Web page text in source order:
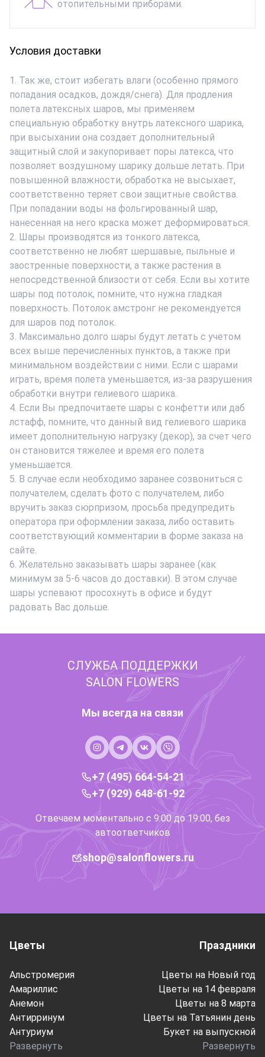
отопительными приборами.
Условия доставки
1. Так же, стоит избегать влаги (особенно прямого
попадания осадков, дождя/снега). Для продления
полета латексных шаров, мы применяем
специальную обработку внутрь латексного шарика,
при высыхании она создает дополнительный
защитный слой и закупоривает поры латекса, что
позволяет воздушному шарику дольше летать. При
повышенной влажности, обработка не высыхает,
соответственно теряет свои защитные свойства.
При попадании воды на фольгированный шар,
нанесенная на него краска может деформироваться.
2. Шары производятся из тонкого латекса,
соответственно не любят шершавые, пыльные и
заостренные поверхности, а также растения в
непосредственной близости от себя. Если вы хотите
шары под потолок, помните, что нужна гладкая
поверхность. Потолок амстронг не рекомендуется
для шаров под потолок.
3. Максимально долго шары будут летать с учетом
всех выше перечисленных пунктов, а также при
минимальном воздействии с ними. Если с шарами
играть, время полета уменьшается, из-за разрушения
обработки внутри гелиевого шарика.
4. Если Вы предпочитаете шары с конфетти или даб
лстафф, помните, что данный вид гелиевого шарика
имеет дополнительную нагрузку (декор), за счет чего
он становится тяжелее и время его полета
уменьшается.
5. В случае если необходимо заранее созвониться с
получателем, сделать фото с получателем, либо
вручить заказ сюрпризом, просьба предупредить
оператора при оформлении заказа, либо оставить
соответствующий комментарии в форме заказа на
сайте.
6. Желательно заказывать шары заранее (как
минимум за 5-6 часов до доставки). В этом случае
шары успевают просохнуть в офисе и будут
радовать Вас дольше.
СЛУЖБА ПОДДЕРЖКИ
SALON FLOWERS
Мы всегда на связи
+7 (495) 664-54-21
+7 (929) 648-61-92
Отвечаем моментально с 9:00 до 19:00, без
автоответчиков
shop@salonflowers.ru
Цветы
Альстромерия
Амариллис
Анемон
Антирринум
Антуриум
Развернуть
Праздники
Цветы на Новый год
Цветы на 14 февраля
Цветы на 8 марта
Цветы на Татьянин день
Букет на выпускной
Развернуть